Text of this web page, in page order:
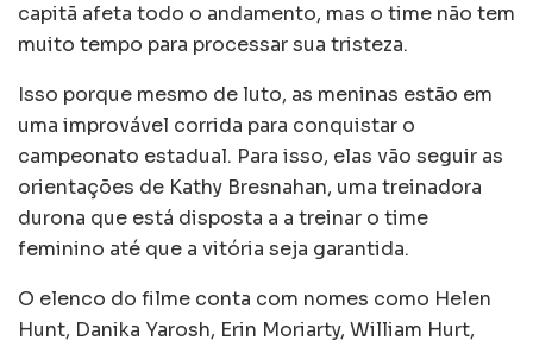
capitã afeta todo o andamento, mas o time não tem
muito tempo para processar sua tristeza.
Isso porque mesmo de luto, as meninas estão em
uma improvável corrida para conquistar o
campeonato estadual. Para isso, elas vão seguir as
orientações de Kathy Bresnahan, uma treinadora
durona que está disposta a a treinar o time
feminino até que a vitória seja garantida.
O elenco do filme conta com nomes como Helen
Hunt, Danika Yarosh, Erin Moriarty, William Hurt,